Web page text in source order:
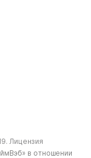
Лицензия
в отношении